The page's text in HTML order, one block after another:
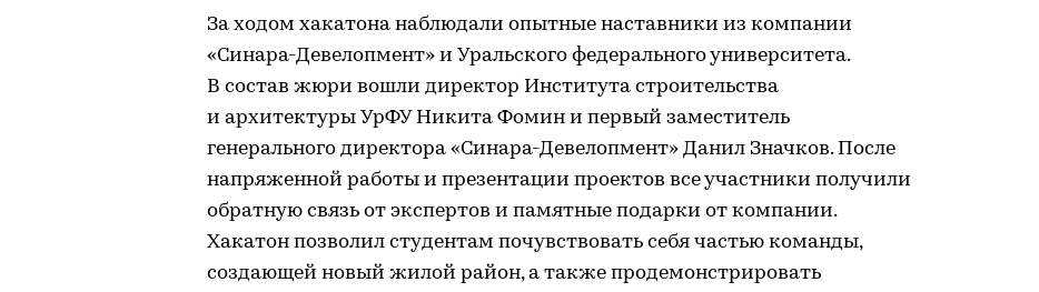
За ходом хакатона наблюдали опытные наставники из компании
«Синара-Девелопмент» и Уральского федерального университета.
В состав жюри вошли директор Института строительства
и архитектуры УрФУ Никита Фомин и первый заместитель
генерального директора «Синара-Девелопмент» Данил Значков. После
напряженной работы и презентации проектов все участники получили
обратную связь от экспертов и памятные подарки от компании.
Хакатон позволил студентам почувствовать себя частью команды,
создающей новый жилой район, а также продемонстрировать